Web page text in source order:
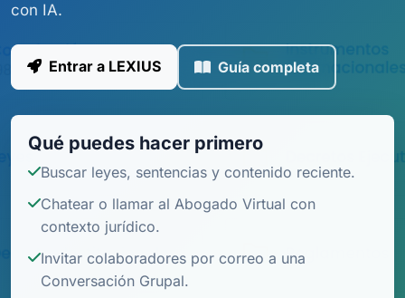
con IA.
Entrar a LEXIUS Guía completa
Qué puedes hacer primero
Buscar leyes, sentencias y contenido reciente.
Chatear o llamar al Abogado Virtual con
contexto jurídico.
Invitar colaboradores por correo a una
Conversación Grupal.